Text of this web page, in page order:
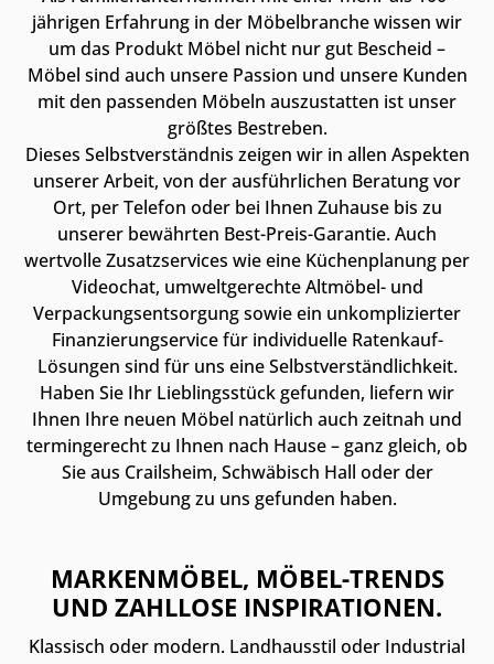
jährigen Erfahrung in der Möbelbranche wissen wir
um das Produkt Möbel nicht nur gut Bescheid –
Möbel sind auch unsere Passion und unsere Kunden
mit den passenden Möbeln auszustatten ist unser
größtes Bestreben.
Dieses Selbstverständnis zeigen wir in allen Aspekten
unserer Arbeit, von der ausführlichen Beratung vor
Ort, per Telefon oder bei Ihnen Zuhause bis zu
unserer bewährten Best-Preis-Garantie. Auch
wertvolle Zusatzservices wie eine Küchenplanung per
Videochat, umweltgerechte Altmöbel- und
Verpackungsentsorgung sowie ein unkomplizierter
Finanzierungservice für individuelle Ratenkauf-
Lösungen sind für uns eine Selbstverständlichkeit.
Haben Sie Ihr Lieblingsstück gefunden, liefern wir
Ihnen Ihre neuen Möbel natürlich auch zeitnah und
termingerecht zu Ihnen nach Hause – ganz gleich, ob
Sie aus Crailsheim, Schwäbisch Hall oder der
Umgebung zu uns gefunden haben.
MARKENMÖBEL, MÖBEL-TRENDS
UND ZAHLLOSE INSPIRATIONEN.
Klassisch oder modern. Landhausstil oder Industrial